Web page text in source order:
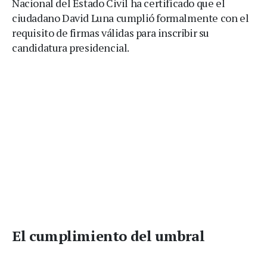
Nacional del Estado Civil ha certificado que el
ciudadano David Luna cumplió formalmente con el
requisito de firmas válidas para inscribir su
candidatura presidencial.
El cumplimiento del umbral